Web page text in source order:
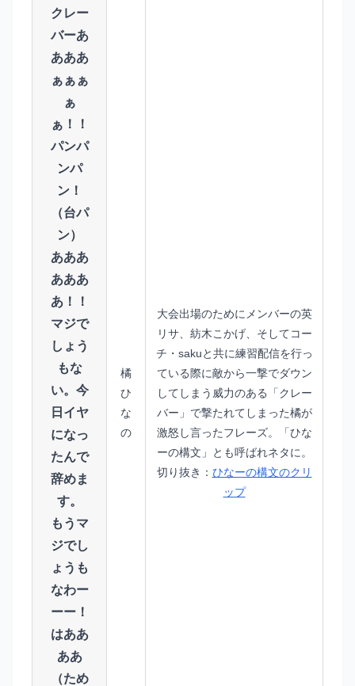
クレー
バーあ
あああ
ぁぁぁ
ぁ
ぁ！！
パンパ
ンパ
ン！
（台パ
ン）
あああ
あああ
あ！！
マジで
しょう
もな
い。今
日イヤ
になっ
たんで
辞めま
す。
もうマ
ジでし
ょうも
なわー
ーー！
はああ
ああ
（ため
橘
ひ
な
の
大会出場のためにメンバーの英
リサ、紡木こかげ、そしてコー
チ・sakuと共に練習配信を行っ
ている際に敵から一撃でダウン
してしまう威力のある「クレー
バー」で撃たれてしまった橘が
激怒し言ったフレーズ。「ひな
ーの構文」とも呼ばれネタに。
切り抜き： ひなーの構文のクリ
ップ